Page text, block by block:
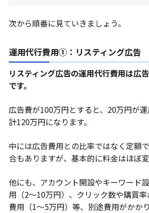
次から順番に見ていきましょう。
運用代行費用①：リスティング広告
リスティング広告の運用代行費用は広
です。
広告費が100万円とすると、20万円が
計120万円になります。
中には広告費用との比率ではなく定額
合もありますが、基本的に料金はほぼ変
他にも、アカウント開設やキーワード
用（2～10万円）、クリック数や購買
費用（1～5万円）等、別途費用がかかり